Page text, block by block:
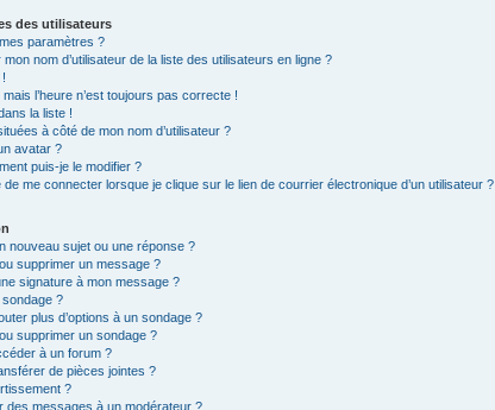
des utilisateurs
paramètres ?
nom d’utilisateur de la liste des utilisateurs en ligne ?
l’heure n’est toujours pas correcte !
la liste !
à côté de mon nom d’utilisateur ?
avatar ?
puis-je le modifier ?
de me connecter lorsque je clique sur le lien de courrier électronique d’un utilisateur ?
nouveau sujet ou une réponse ?
supprimer un message ?
signature à mon message ?
?
plus d’options à un sondage ?
supprimer un sondage ?
à un forum ?
de pièces jointes ?
?
des messages à un modérateur ?